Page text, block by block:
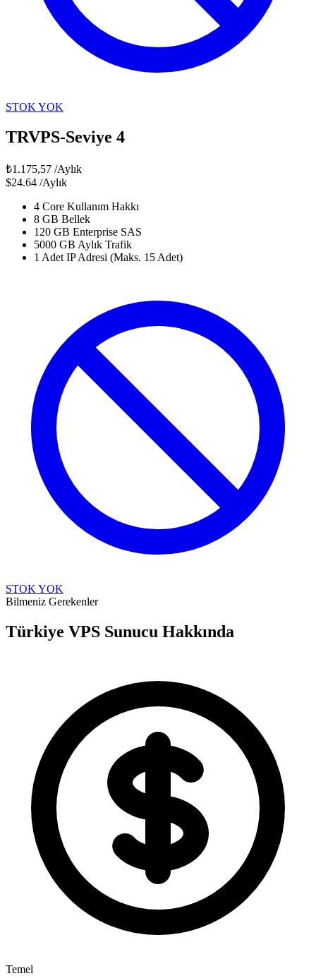
STOK YOK
TRVPS-Seviye 4
₺1.175,57 /Aylık
$24.64 /Aylık
4 Core Kullanım Hakkı
8 GB Bellek
120 GB Enterprise SAS
5000 GB Aylık Trafik
1 Adet IP Adresi (Maks. 15 Adet)
STOK YOK
Bilmeniz Gerekenler
Türkiye VPS Sunucu Hakkında
Temel